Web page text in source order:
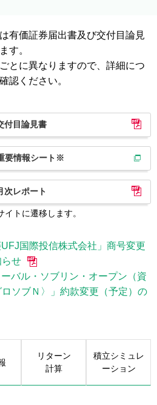
有価証券届出書及び交付目論見
す。
とに異なりますので、詳細につ
認ください。
付目論見書
要情報シート※
次レポート
トに遷移します。
国際投信株式会社」商号変更
せ
バル・ソブリン・オープン（資
ソブＮ〉」約款変更（予定）の
リターン
計算
積立シミュレ
ーション